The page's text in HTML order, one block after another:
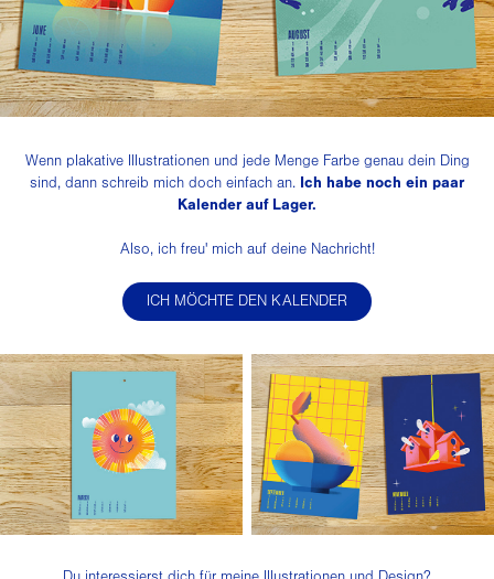
Wenn plakative Illustrationen und jede Menge Farbe genau dein Ding
sind, dann schreib mich doch einfach an. Ich habe noch ein paar
Kalender auf Lager.
Also, ich freu' mich auf deine Nachricht!
ICH MÖCHTE DEN KALENDER